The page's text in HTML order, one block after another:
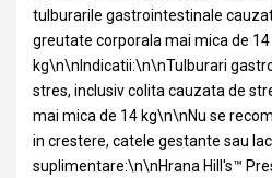
tulburarile gastrointestinale
greutate corporala mai mica de 14
kg\n\nIndicatii:\n\nTulburari
stres, inclusiv colita cauzata de
mai mica de 14 kg\n\nNu se
in crestere, catele gestante sau
suplimentare:\n\nHrana Hill's™